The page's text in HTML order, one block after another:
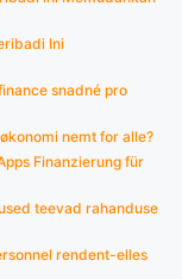
Ini
snadné pro
nemt for alle?
Finanzierung für
teevad rahanduse
rendent-elles